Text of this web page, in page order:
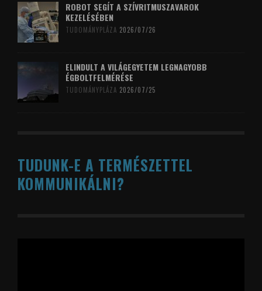
ROBOT SEGÍT A SZÍVRITMUSZAVAROK
KEZELÉSÉBEN
TUDOMÁNYPLÁZA 2026/07/26
ELINDULT A VILÁGEGYETEM LEGNAGYOBB
ÉGBOLTFELMÉRÉSE
TUDOMÁNYPLÁZA 2026/07/25
TUDUNK-E A TERMÉSZETTEL
KOMMUNIKÁLNI?